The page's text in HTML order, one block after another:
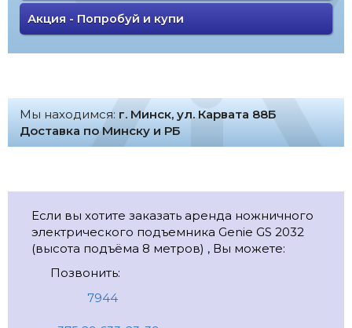
Акция - Попробуй и купи
Мы находимся: г. Минск, ул. Карвата 88Б
Доставка по Минску и РБ
Если вы хотите заказать аренда ножничного
электрического подъемника Genie GS 2032
(высота подъёма 8 метров) , Вы можете:
Позвонить:
7944